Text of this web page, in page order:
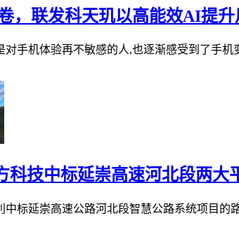
，联发科天玑以高能效AI提
对手机体验再不敏感的人,也逐渐感受到了手
科技中标延崇高速河北段两大
中标延崇高速公路河北段智慧公路系统项目的